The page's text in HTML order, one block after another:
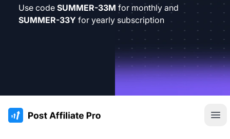
Use code SUMMER-33M for monthly and
SUMMER-33Y for yearly subscription
:site.title